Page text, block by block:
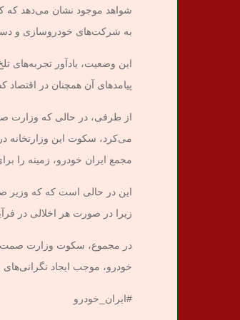
به شرکت‌های خودروسازی و دست
این وضعیت، یادآور
پیامدهای آن همچنان در
از طرفی، در حالی که وزارت
می‌کرد، سکوت این وزارتخانه
مجمع ایران خودرو، زمینه را
این در حالی است که که وزیر
زیرا در صورت هر اخلالی در
در مجموع، سکوت وزارت صمت
خودرو، موجب ایجاد
#ایران_خودرو